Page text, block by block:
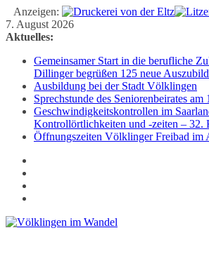
Anzeigen:
Zum
Inhalt
7. August 2026
Aktuelles:
Gemeinsamer Start in die berufliche
Dillinger begrüßen 125 neue
Ausbildung bei der Stadt Völklingen
Sprechstunde des Seniorenbeirates am
Geschwindigkeitskontrollen im
Kontrollörtlichkeiten und -zeiten – 32.
Öffnungszeiten Völklinger Freibad im